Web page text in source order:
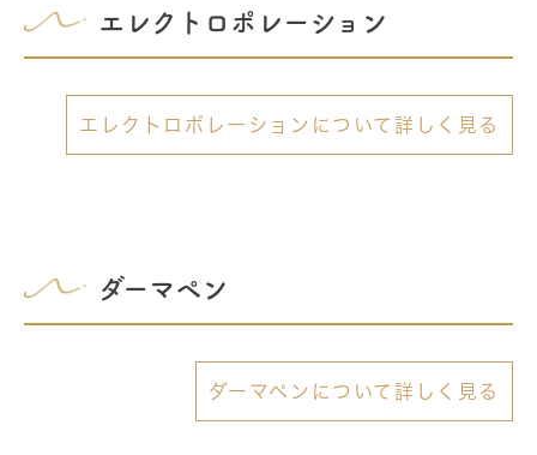
エレクトロポレーション
エレクトロポレーションについて詳しく見る
ダーマペン
ダーマペンについて詳しく見る